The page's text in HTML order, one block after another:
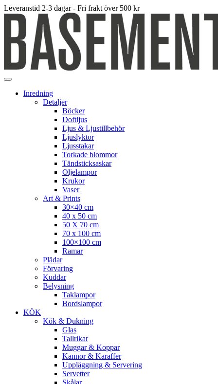
Leveranstid 2-3 dagar - Fri frakt över 500 kr
Inredning
Detaljer
Böcker
Doftljus
Ljus & Ljustillbehör
Ljuslyktor
Ljusstakar
Torkade blommor
Tändsticksaskar
Oljelampor
Krukor
Vaser
Art & Prints
30×40 cm
40 x 50 cm
50 X 70 cm
70 x 100 cm
100×100 cm
Ramar
Plädar
Förvaring
Kuddar
Belysning
Taklampor
Bordslampor
KÖK
Kök & Dukning
Glas
Tallrikar
Muggar & Koppar
Kannor & Karaffer
Uppläggning & Servering
Servetter
Skålar